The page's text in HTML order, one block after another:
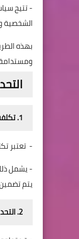
- تتيح
الشخصية
بهذه
1. تكلفة المعيشة العالية:
- تعتبر
- يشمل
يتم
2. التحديات اللغوية والتكيف الثقافي: